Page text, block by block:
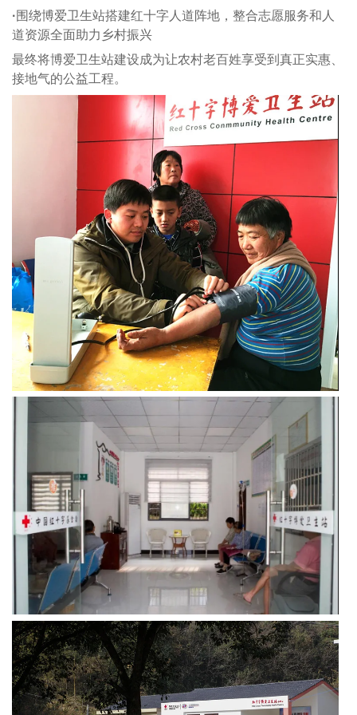
·围绕博爱卫生站搭建红十字人道阵地，整合志愿服务和人
道资源全面助力乡村振兴
最终将博爱卫生站建设成为让农村老百姓享受到真正实惠、
接地气的公益工程。